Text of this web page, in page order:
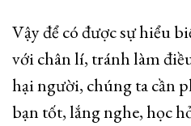
Vậy để có được sự hiểu
với chân lí, tránh làm
hại người, chúng ta cần
bạn tốt, lắng nghe, học